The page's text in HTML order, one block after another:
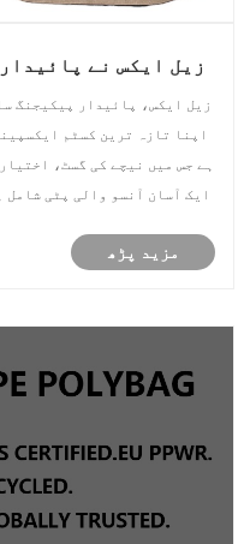
زیل ایکس نے پائیدار
زیل ایکس، پائیدار پیکیجنگ
اپنا تازہ ترین کسٹم
ہے جس میں نیچے کی گسٹ،
ایک آسان آنسو والی پٹی شامل
مزید پڑھ